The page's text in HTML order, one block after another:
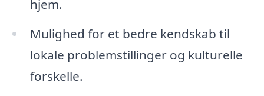
hjem.
Mulighed for et bedre kendskab til
lokale problemstillinger og kulturelle
forskelle.